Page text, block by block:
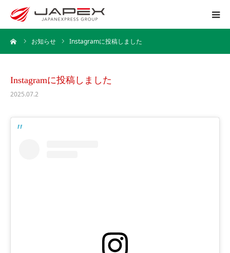
お知らせ Instagramに投稿しました
Instagramに投稿しました
2025.07.2
ホーム